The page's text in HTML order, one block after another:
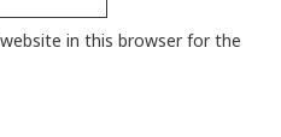
in this browser for the